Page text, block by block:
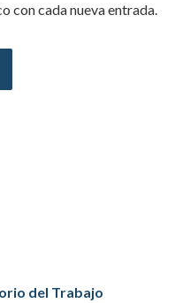
con cada nueva entrada.
del Trabajo